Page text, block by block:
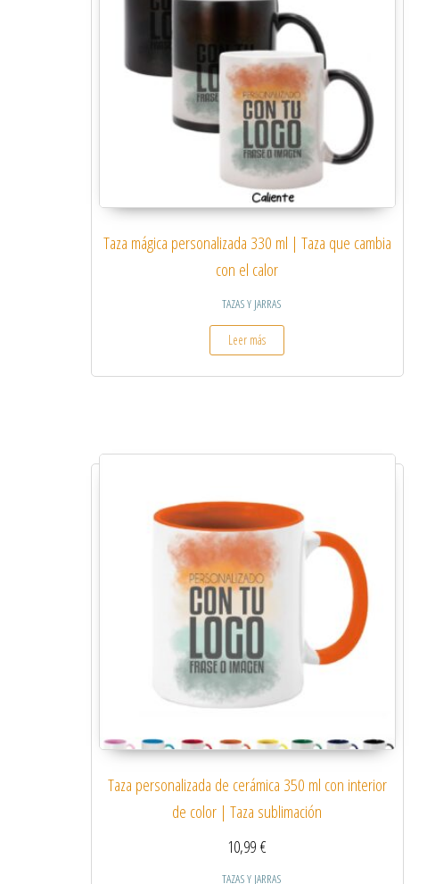
Taza mágica personalizada 330 ml | Taza que cambia
con el calor
TAZAS Y JARRAS
Leer más
Taza personalizada de cerámica 350 ml con interior
de color | Taza sublimación
10,99€
TAZAS Y JARRAS